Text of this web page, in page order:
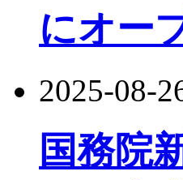
にオー
2025-08-
国務院